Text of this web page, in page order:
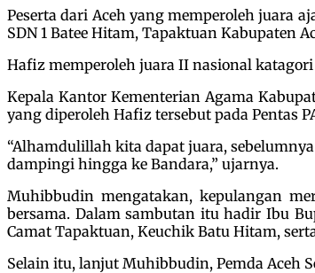
Peserta dari Aceh yang memperoleh juara
SDN 1 Batee Hitam, Tapaktuan Kabupaten
Hafiz memperoleh juara II nasional
Kepala Kantor Kementerian Agama
yang diperoleh Hafiz tersebut pada Pentas
“Alhamdulillah kita dapat juara,
dampingi hingga ke Bandara,” ujarnya.
Muhibbudin mengatakan, kepulangan
bersama. Dalam sambutan itu hadir Ibu
Camat Tapaktuan, Keuchik Batu Hitam,
Selain itu, lanjut Muhibbudin, Pemda Aceh